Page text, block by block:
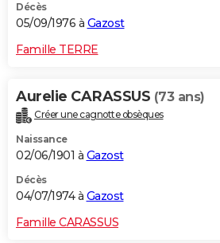
Décès
05/09/1976 à Gazost
Famille TERRE
Aurelie CARASSUS (73 ans)
Créer une cagnotte obsèques
Naissance
02/06/1901 à Gazost
Décès
04/07/1974 à Gazost
Famille CARASSUS